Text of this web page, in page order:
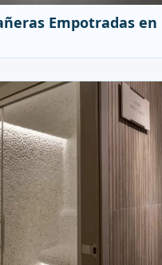
Empotradas en